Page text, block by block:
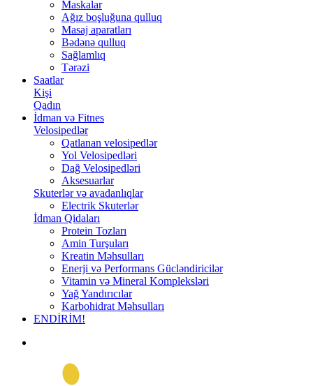
Maskalar
Ağız boşluğuna qulluq
Masaj aparatları
Bədənə qulluq
Sağlamlıq
Tərəzi
Saatlar
Kişi
Qadın
İdman və Fitnes
Velosipedlər
Qatlanan velosipedlər
Yol Velosipedləri
Dağ Velosipedləri
Aksesuarlar
Skuterlər və avadanlıqlar
Electrik Skuterlər
İdman Qidaları
Protein Tozları
Amin Turşuları
Kreatin Məhsulları
Enerji və Performans Gücləndiricilər
Vitamin və Mineral Kompleksləri
Yağ Yandırıcılar
Karbohidrat Məhsulları
ENDİRİM!